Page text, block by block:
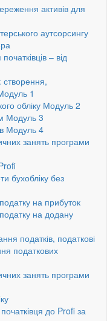
активів для
аутсорсингу
– від
створення,
1
обліку Модуль 2
Модуль 3
Модуль 4
занять програми
бухобліку без
на прибуток
на додану
податків, податкові
податкових
занять програми
до Profi за